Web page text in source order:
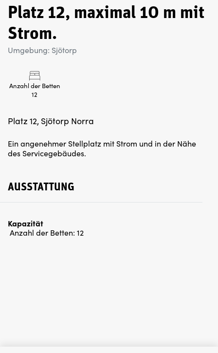
Platz 12, maximal 10 m mit
Strom.
Umgebung: Sjötorp
Anzahl der Betten
12
Platz 12, Sjötorp Norra
Ein angenehmer Stellplatz mit Strom und in der Nähe
des Servicegebäudes.
AUSSTATTUNG
Kapazität
Anzahl der Betten: 12